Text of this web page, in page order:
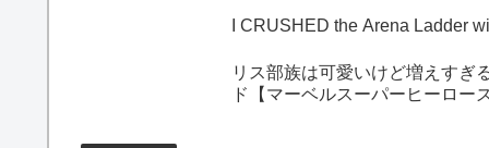
I CRUSHED the Arena Ladder
リス部族は可愛いけど増えすぎ
ド【マーベルスーパーヒーロー